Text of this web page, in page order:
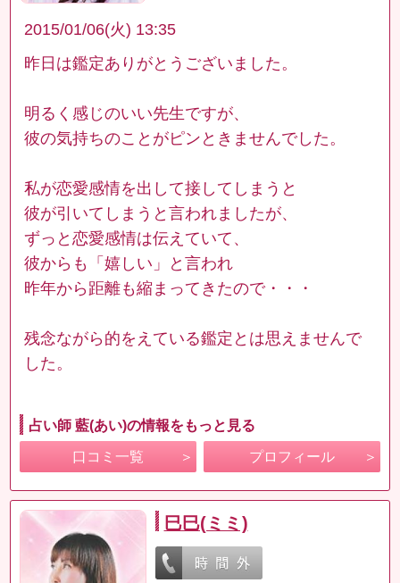
2015/01/06(火) 13:35
昨日は鑑定ありがとうございました。
明るく感じのいい先生ですが、
彼の気持ちのことがピンときませんでした。
私が恋愛感情を出して接してしまうと
彼が引いてしまうと言われましたが、
ずっと恋愛感情は伝えていて、
彼からも「嬉しい」と言われ
昨年から距離も縮まってきたので・・・
残念ながら的をえている鑑定とは思えませんで
した。
占い師 藍(あい)の情報をもっと見る
口コミ一覧 プロフィール
巳巳(ミミ)